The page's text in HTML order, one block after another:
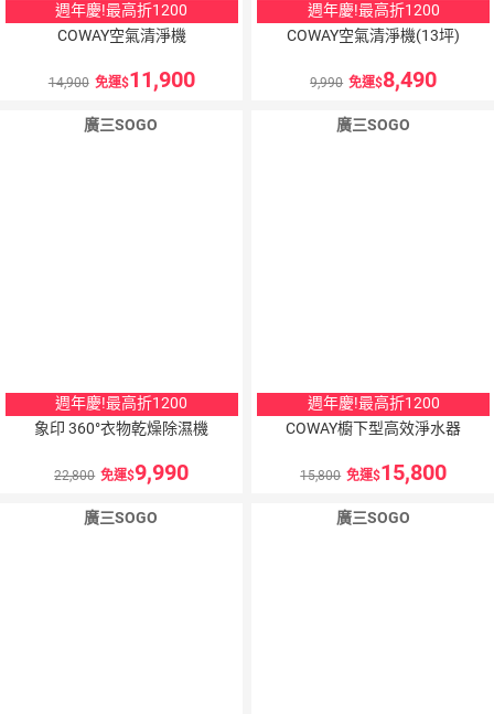
週年慶!最高折1200
COWAY空氣清淨機
14,900 免運 11,900
週年慶!最高折1200
COWAY空氣清淨機(13坪)
9,990 免運 8,490
廣三SOGO
週年慶!最高折1200
象印 360°衣物乾燥除濕機
22,800 免運 9,990
廣三SOGO
週年慶!最高折1200
COWAY櫥下型高效淨水器
15,800 免運 15,800
廣三SOGO 廣三SOGO